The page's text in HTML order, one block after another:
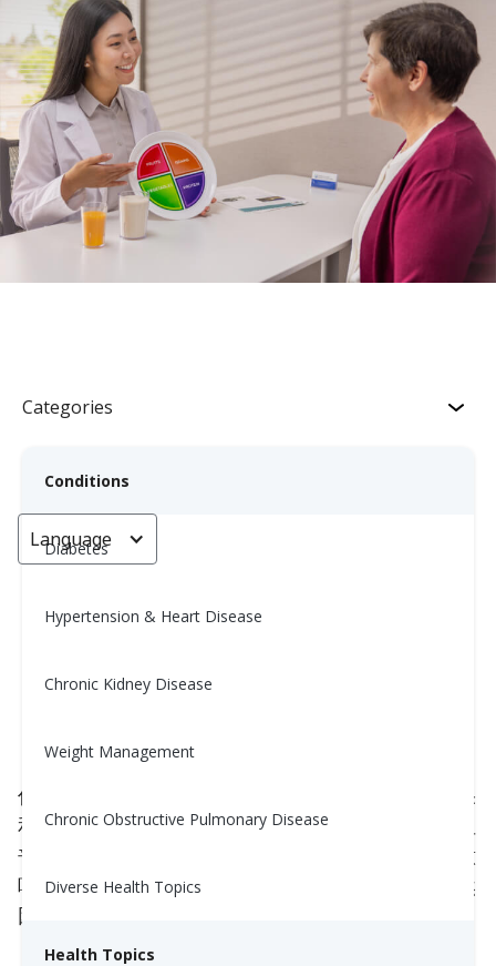
Categories
Conditions
Diabetes
Hypertension & Heart Disease
Chronic Kidney Disease
Weight Management
Chronic Obstructive Pulmonary Disease
Diverse Health Topics
Health Topics
Language
为什么即使饮食更健康，你的胆固
醇水平仍然可能很高？
October 20, 2025
你已经用沙拉替代了油炸食品，并开始吃更多的水果
和蔬菜，但你的胆固醇水平仍然很高。这可能令人沮
丧，尤其是在你做出了真正的改变之后。但这并不意
味着你的努力没有效果。通常，一些隐性习惯或自然
因素仍在发挥作用。